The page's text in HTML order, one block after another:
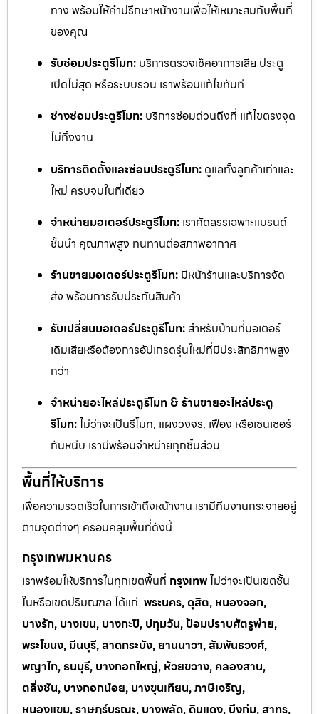
ทาง พร้อมให้คำปรึกษาหน้างานเพื่อให้เหมาะสมกับพื้นที่
ของคุณ
รับซ่อมประตูรีโมท: บริการตรวจเช็คอาการเสีย ประตู
เปิดไม่สุด หรือระบบรวน เราพร้อมแก้ไขทันที
ช่างซ่อมประตูรีโมท: บริการซ่อมด่วนถึงที่ แก้ไขตรงจุด
ไม่ทิ้งงาน
บริการติดตั้งและซ่อมประตูรีโมท: ดูแลทั้งลูกค้าเก่าและ
ใหม่ ครบจบในที่เดียว
จำหน่ายมอเตอร์ประตูรีโมท: เราคัดสรรเฉพาะแบรนด์
ชั้นนำ คุณภาพสูง ทนทานต่อสภาพอากาศ
ร้านขายมอเตอร์ประตูรีโมท: มีหน้าร้านและบริการจัด
ส่ง พร้อมการรับประกันสินค้า
รับเปลี่ยนมอเตอร์ประตูรีโมท: สำหรับบ้านที่มอเตอร์
เดิมเสียหรือต้องการอัปเกรดรุ่นใหม่ที่มีประสิทธิภาพสูง
กว่า
จำหน่ายอะไหล่ประตูรีโมท & ร้านขายอะไหล่ประตู
รีโมท:ไม่ว่าจะเป็นรีโมท, แผงวงจร, เฟือง หรือเซนเซอร์
กันหนีบ เรามีพร้อมจำหน่ายทุกชิ้นส่วน
พื้นที่ให้บริการ
เพื่อความรวดเร็วในการเข้าถึงหน้างาน เรามีทีมงานกระจายอยู่
ตามจุดต่างๆ ครอบคลุมพื้นที่ดังนี้:
กรุงเทพมหานคร
เราพร้อมให้บริการในทุกเขตพื้นที่ กรุงเทพไม่ว่าจะเป็นเขตชั้น
ในหรือเขตปริมณฑล ได้แก่: พระนคร, ดุสิต, หนองจอก,
บางรัก, บางเขน, บางกะปิ, ปทุมวัน, ป้อมปราบศัตรูพ่าย,
พระโขนง, มีนบุรี, ลาดกระบัง, ยานนาวา, สัมพันธวงศ์,
พญาไท, ธนบุรี, บางกอกใหญ่, ห้วยขวาง, คลองสาน,
ตลิ่งชัน, บางกอกน้อย, บางขุนเทียน, ภาษีเจริญ,
หนองแขม, ราษฎร์บูรณะ, บางพลัด, ดินแดง, บึงกุ่ม, สาทร,